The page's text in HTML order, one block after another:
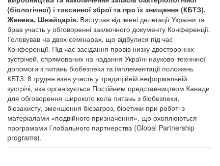
(біологічної) і токсинної зброї та про їх знищення (КБТЗ).
Женева, Швейцарія. Виступав від імені делегації України та
брав участь у обговоренні заключного документу Конференції.
Головував на двох семінарах, що відбулися під час
Конференції. Під час засідання провів низку двосторонніх
зустрічей, спрямованих на надання Україні науково-технічної
допомоги з питань біобезпеки та імплементації положень
КБТЗ. 8 грудня взяв участь у традиційній неформальній
зустрічі, яка організується Постійним представництвом Канади
для обговорення широкого кола питань з біобезпеки,
біозахисту, зменшення біозагроз, біоетики при роботі з
матеріалами «подвійного призначення», що охоплюються
програмами Глобального партнерства (Global Partnership
programs).